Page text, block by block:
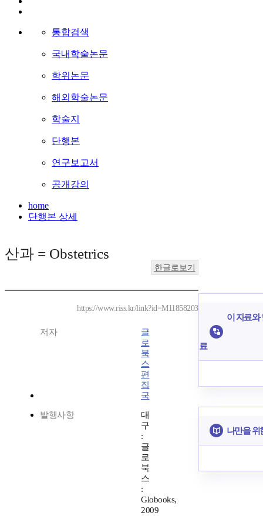
통합검색
국내학술논문
학위논문
해외학술논문
학술지
단행본
연구보고서
공개강의
home
단행본 상세
산과 = Obstetrics
한글로보기
https://www.riss.kr/link?id=M11858203
저자
글
로
북
스
편
집
국
발행사항
대
구
:
글
로
북
스
:
Globooks,
2009
이 자료와
료
나만을 위